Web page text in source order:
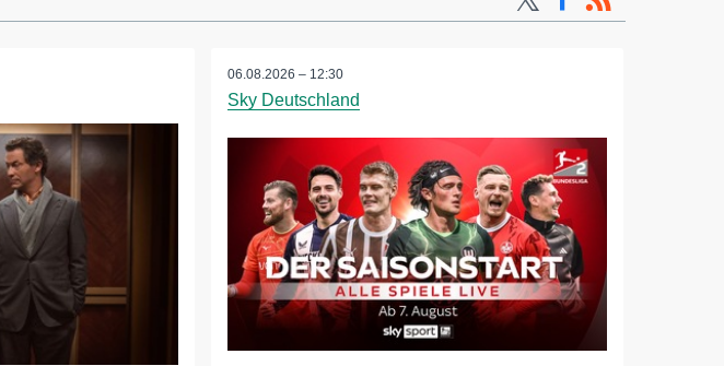
06.08.2026 – 12:30
Sky Deutschland